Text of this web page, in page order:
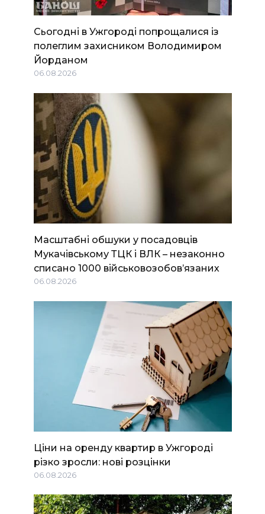
Сьогодні в Ужгороді попрощалися із
полеглим захисником Володимиром
Йорданом
06.08.2026
Масштабні обшуки у посадовців
Мукачівському ТЦК і ВЛК – незаконно
списано 1000 військовозобов’язаних
06.08.2026
Ціни на оренду квартир в Ужгороді
різко зросли: нові розцінки
06.08.2026